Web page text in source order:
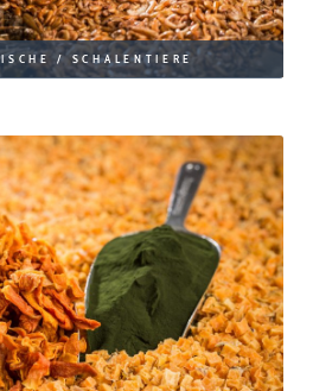
/ SCHALENTIERE